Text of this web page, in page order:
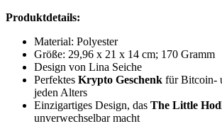
Produktdetails:
Material: ‎Polyester
Größe: ‎29,96 x 21 x 14 cm; 170 Gramm
Design von Lina Seiche
Perfektes Krypto Geschenk für Bitcoin-
jeden Alters
Einzigartiges Design, das The Little
unverwechselbar macht